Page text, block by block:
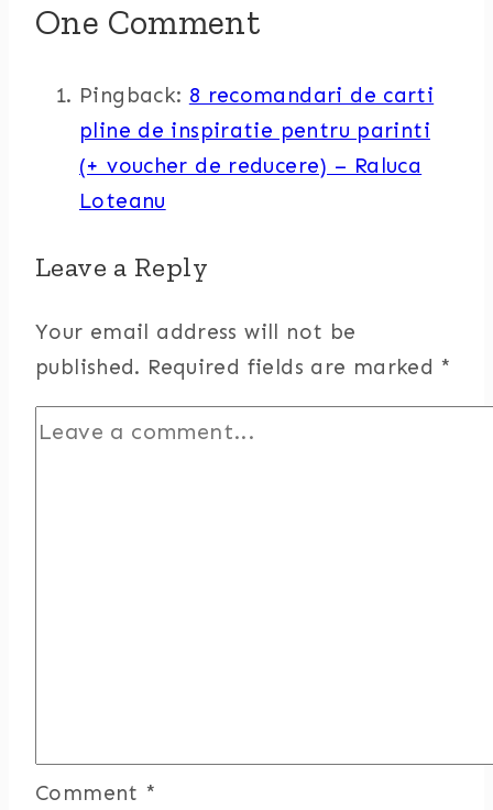
One Comment
Pingback: 8 recomandari de carti
pline de inspiratie pentru parinti
(+ voucher de reducere) – Raluca
Loteanu
Leave a Reply
Your email address will not be
published. Required fields are marked *
Comment *